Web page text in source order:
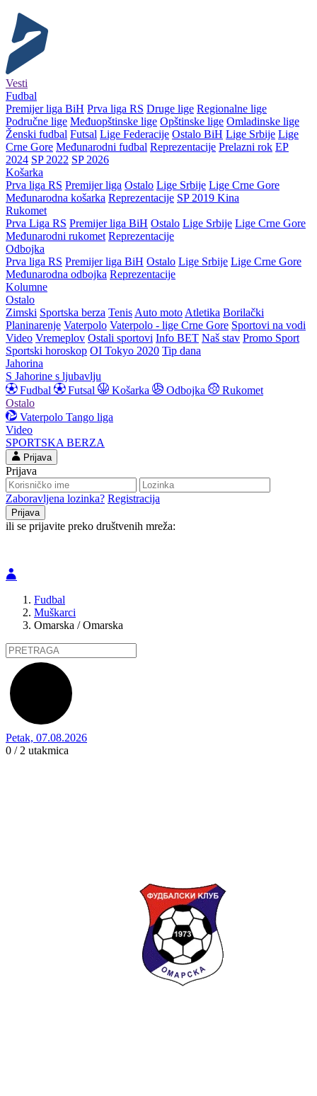
Vesti
Fudbal
Premijer liga BiH Prva liga RS Druge lige Regionalne lige
Područne lige Međuopštinske lige Opštinske lige Omladinske lige
Ženski fudbal Futsal Lige Federacije Ostalo BiH Lige Srbije Lige
Crne Gore Međunarodni fudbal Reprezentacije Prelazni rok EP
2024 SP 2022 SP 2026
Košarka
Prva liga RS Premijer liga Ostalo Lige Srbije Lige Crne Gore
Međunarodna košarka Reprezentacije SP 2019 Kina
Rukomet
Prva Liga RS Premijer liga BiH Ostalo Lige Srbije Lige Crne Gore
Međunarodni rukomet Reprezentacije
Odbojka
Prva liga RS Premijer liga BiH Ostalo Lige Srbije Lige Crne Gore
Međunarodna odbojka Reprezentacije
Kolumne
Ostalo
Zimski Sportska berza Tenis Auto moto Atletika Borilački
Planinarenje Vaterpolo Vaterpolo - lige Crne Gore Sportovi na vodi
Video Vremeplov Ostali sportovi Info BET Naš stav Promo Sport
Sportski horoskop OI Tokyo 2020 Tip dana
Jahorina
S Jahorine s ljubavlju
Fudbal
Futsal Košarka Odbojka
Rukomet
Ostalo
Vaterpolo Tango liga
Video
SPORTSKA BERZA
Prijava
Prijava
Zaboravljena lozinka? Registracija
ili se prijavite preko društvenih mreža:
Fudbal
Muškarci
Omarska / Omarska
Petak, 07.08.2026
0 / 2 utakmica